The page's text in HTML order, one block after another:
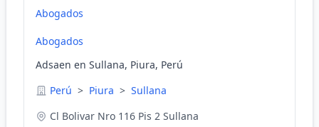
Abogados
Abogados
Adsaen en Sullana, Piura, Perú
Perú > Piura > Sullana
Cl Bolivar Nro 116 Pis 2 Sullana